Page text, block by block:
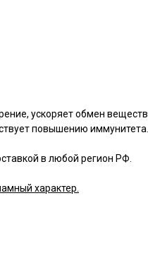
ускоряет обмен
повышению иммунитета.
в любой регион РФ.
характер.